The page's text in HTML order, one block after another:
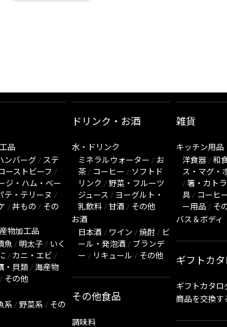
品
ンバーグ / ステ
ーストビーフ /
ジ・ハム・ベー
テ・テリーヌ /
/ 丼もの / その
物加工品
魚 / 明太子 / いく
/ カニ・エビ /
・貝類 / 海産物
/ その他
系 / 野菜系 / その
ドリンク・お酒
水・ドリンク
ミネラルウォーター / お
茶 / コーヒー / ソフトド
リンク / 野菜・フルーツ
ジュース / ヨーグルト・
乳飲料 / 甘酒 / その他
お酒
日本酒 / ワイン / 焼酎 / ビ
ール・発泡酒 / ブランデ
ー / リキュール / その他
その他食品
調味料
雑貨
キッチン用品
洋食器 / 和
ス・マグ・
/ 箸・カト
具 / コーヒ
ー用品 / そ
バス＆ボディ
ギフトカ
ギフトカタロ
商品を交換す